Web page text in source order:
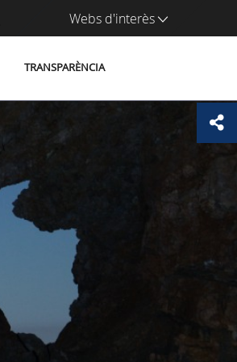
Webs d'interès
TRANSPARÈNCIA